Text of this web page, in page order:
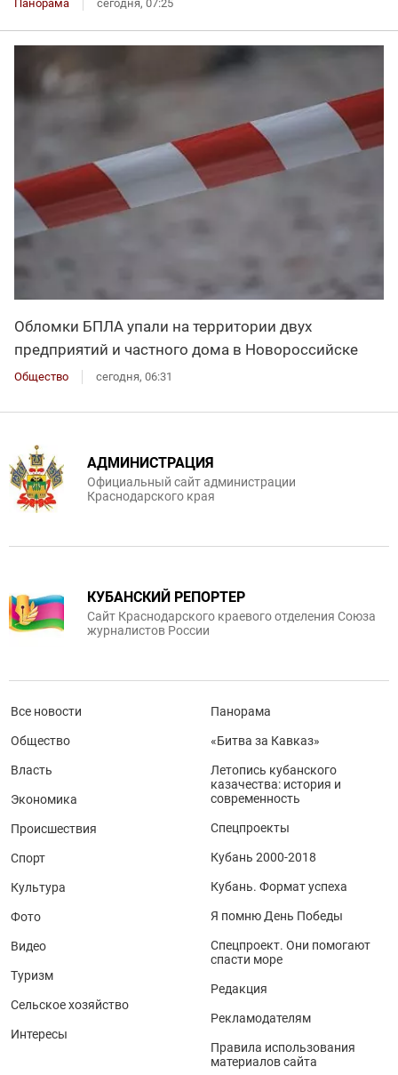
Панорама сегодня, 07:25
Обломки БПЛА упали на территории двух
предприятий и частного дома в Новороссийске
Общество сегодня, 06:31
АДМИНИСТРАЦИЯ
Официальный сайт администрации
Краснодарского края
КУБАНСКИЙ РЕПОРТЕР
Сайт Краснодарского краевого отделения Союза
журналистов России
Все новости
Общество
Власть
Экономика
Происшествия
Спорт
Культура
Фото
Видео
Туризм
Сельское хозяйство
Интересы
Панорама
«Битва за Кавказ»
Летопись кубанского
казачества: история и
современность
Спецпроекты
Кубань 2000-2018
Кубань. Формат успеха
Я помню День Победы
Спецпроект. Они помогают
спасти море
Редакция
Рекламодателям
Правила использования
материалов сайта